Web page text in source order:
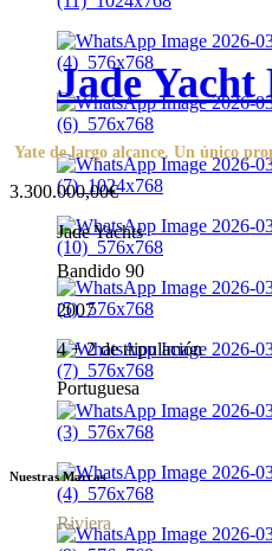
Jade Yacht
Yate de largo alcance. Un único
3.300.000,00€
Jade Yachts
Bandido 90
2007
4 + 2 de tripulación
Portuguesa
Nuestras Marcas
Riviera